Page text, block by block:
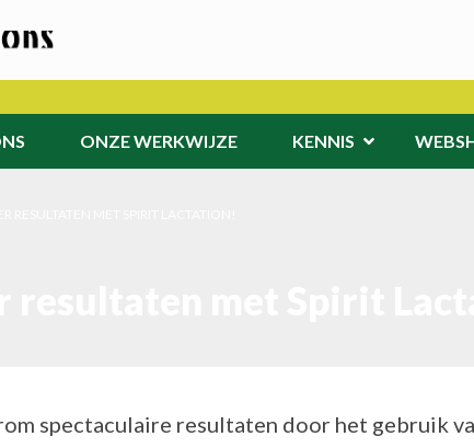
ONZE WERKWIJZE KENNIS
spectaculaire resultaten door het gebruik